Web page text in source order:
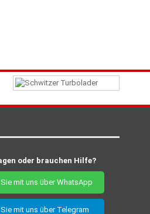
oder brauchen Hilfe?
mit uns über WhatsApp
mit uns über Telegram